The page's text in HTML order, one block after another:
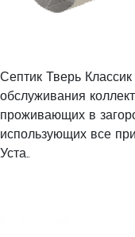
Септик Тверь
обслуживания
проживающих в
использующих все
Уста..